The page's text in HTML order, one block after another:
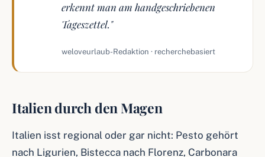
erkennt man am handgeschriebenen
Tageszettel."
weloveurlaub-Redaktion · recherchebasiert
Italien durch den Magen
Italien isst regional oder gar nicht: Pesto gehört
nach Ligurien, Bistecca nach Florenz, Carbonara